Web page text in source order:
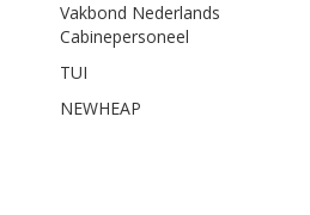
Vakbond Nederlands
Cabinepersoneel
TUI
NEWHEAP